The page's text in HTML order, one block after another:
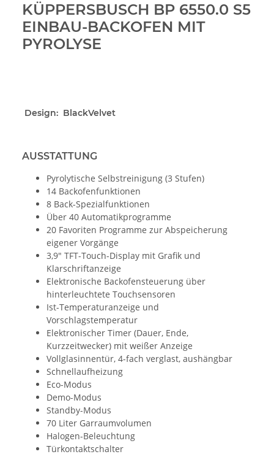
KÜPPERSBUSCH BP 6550.0 S5
EINBAU-BACKOFEN MIT
PYROLYSE
Design: BlackVelvet
AUSSTATTUNG
Pyrolytische Selbstreinigung (3 Stufen)
14 Backofenfunktionen
8 Back-Spezialfunktionen
Über 40 Automatikprogramme
20 Favoriten Programme zur Abspeicherung
eigener Vorgänge
3,9" TFT-Touch-Display mit Grafik und
Klarschriftanzeige
Elektronische Backofensteuerung über
hinterleuchtete Touchsensoren
Ist-Temperaturanzeige und
Vorschlagstemperatur
Elektronischer Timer (Dauer, Ende,
Kurzzeitwecker) mit weißer Anzeige
Vollglasinnentür, 4-fach verglast, aushängbar
Schnellaufheizung
Eco-Modus
Demo-Modus
Standby-Modus
70 Liter Garraumvolumen
Halogen-Beleuchtung
Türkontaktschalter